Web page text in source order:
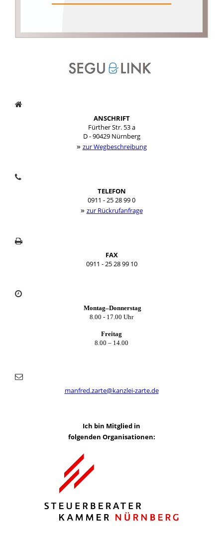
ANSCHRIFT
Fürther Str. 53 a
D - 90429 Nürnberg
» zur Wegbeschreibung
TELEFON
0911 - 25 28 99 0
» zur Rückrufanfrage
FAX
0911 - 25 28 99 10
Montag–Donnerstag
8.00 - 17.00 Uhr
Freitag
8.00 – 14.00
manfred.zarte@kanzlei-zarte.de
Ich bin Mitglied in
folgenden Organisationen: